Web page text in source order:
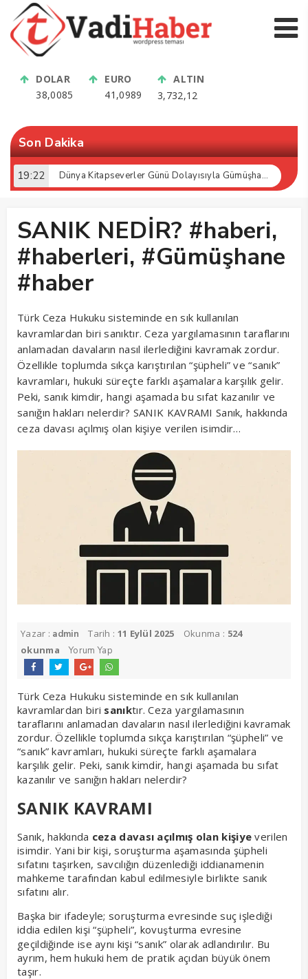
DOLAR
38,0085
EURO
41,0989
ALTIN
3,732,12
Son Dakika
19:22 Dünya Kitapseverler Günü Dolayısıyla Gümüşhane’de Kültür Buluşması Gerçekleştirildi
SANIK NEDİR? #haberi,
#haberleri, #Gümüşhane
#haber
Türk Ceza Hukuku sisteminde en sık kullanılan
kavramlardan biri sanıktır. Ceza yargılamasının taraflarını
anlamadan davaların nasıl ilerlediğini kavramak zordur.
Özellikle toplumda sıkça karıştırılan “şüpheli” ve “sanık”
kavramları, hukuki süreçte farklı aşamalara karşılık gelir.
Peki, sanık kimdir, hangi aşamada bu sıfat kazanılır ve
sanığın hakları nelerdir? SANIK KAVRAMI Sanık, hakkında
ceza davası açılmış olan kişiye verilen isimdir…
Yazar : admin Tarih : 11 Eylül 2025 Okunma : 524
okunma
Yorum Yap
Türk Ceza Hukuku sisteminde en sık kullanılan
kavramlardan biri sanıktır. Ceza yargılamasının
taraflarını anlamadan davaların nasıl ilerlediğini kavramak
zordur. Özellikle toplumda sıkça karıştırılan “şüpheli” ve
“sanık” kavramları, hukuki süreçte farklı aşamalara
karşılık gelir. Peki, sanık kimdir, hangi aşamada bu sıfat
kazanılır ve sanığın hakları nelerdir?
SANIK KAVRAMI
Sanık, hakkında ceza davası açılmış olan kişiye verilen
isimdir. Yani bir kişi, soruşturma aşamasında şüpheli
sıfatını taşırken, savcılığın düzenlediği iddianamenin
mahkeme tarafından kabul edilmesiyle birlikte sanık
sıfatını alır.
Başka bir ifadeyle; soruşturma evresinde suç işlediği
iddia edilen kişi “şüpheli”, kovuşturma evresine
geçildiğinde ise aynı kişi “sanık” olarak adlandırılır. Bu
ayrım, hem hukuki hem de pratik açıdan büyük önem
taşır.